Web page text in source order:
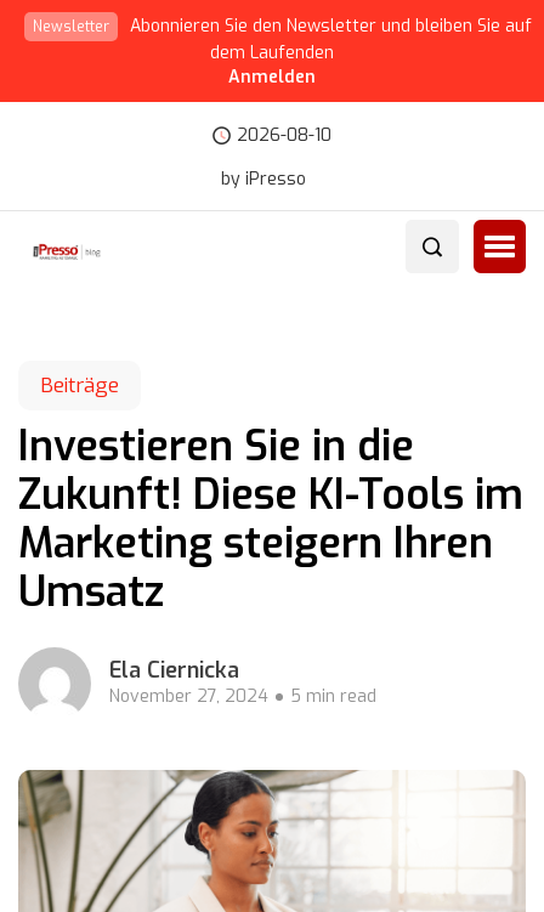
Newsletter
Abonnieren Sie den Newsletter und bleiben Sie auf
dem Laufenden
Anmelden
2026-08-10
by iPresso
Beiträge
Investieren Sie in die
Zukunft! Diese KI-Tools im
Marketing steigern Ihren
Umsatz
Ela Ciernicka
November 27, 2024 5 min read